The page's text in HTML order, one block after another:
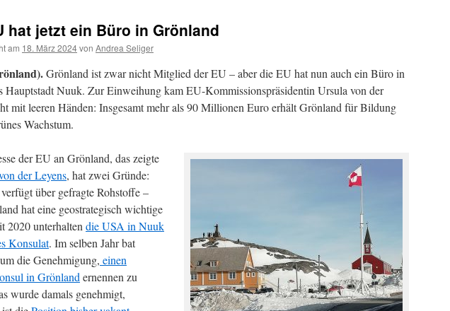
hat jetzt ein Büro in Grönland
am 18. März 2024von Andrea Seliger
Grönland ist zwar nicht Mitglied der EU – aber die EU hat nun auch ein Büro in
Hauptstadt Nuuk. Zur Einweihung kam EU-Kommissionspräsidentin Ursula von der
mit leeren Händen: Insgesamt mehr als 90 Millionen Euro erhält Grönland für Bildung
Wachstum.
der EU an Grönland, das zeigte
der Leyens, hat zwei Gründe:
über gefragte Rohstoffe –
hat eine geostrategisch wichtige
2020 unterhalten die USA in Nuuk
Konsulat. Im selben Jahr bat
die Genehmigung, einen
in Grönland ernennen zu
wurde damals genehmigt,